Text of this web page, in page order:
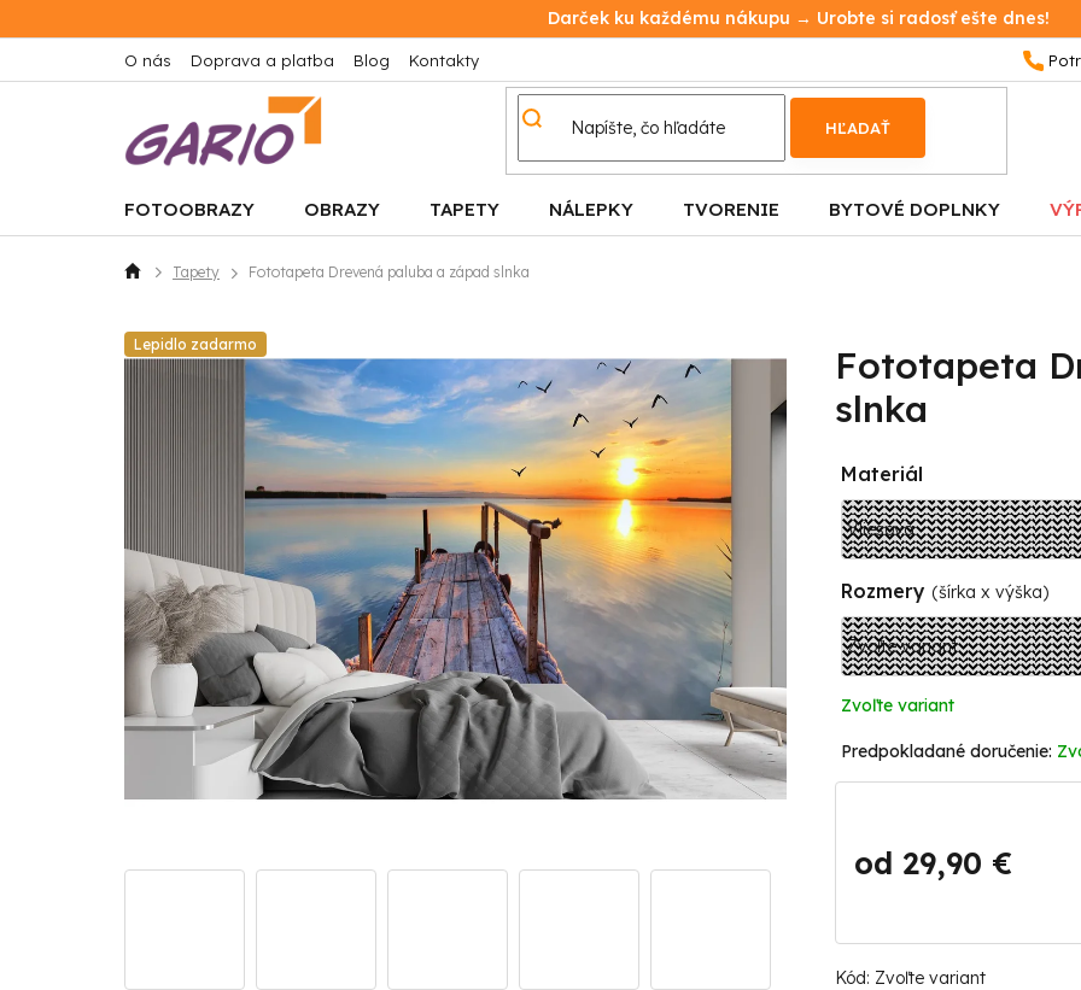
na
Darček ku každému nákupu → Urobte si radosť ešte dnes!
O nás Doprava a platba Blog Kontakty
HĽADAŤ
FOTOOBRAZY OBRAZY TAPETY NÁLEPKY TVORENIE BYTOVÉ DOPLNKY
DomovTapety Fototapeta Drevená paluba a západ slnka
Lepidlo zadarmo
Fototapeta
slnka
Kód: Zvoľte variant
Materiál
Rozmery (šírka x výška)
Zvoľte variant
od 29,90 €
Jednotková